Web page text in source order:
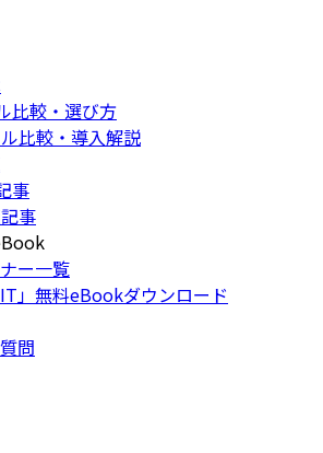
比較・選び方
比較・導入解説
事
事
ー一覧
」無料eBookダウンロード
問